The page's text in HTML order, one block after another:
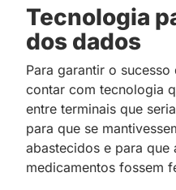
Tecnologia
dos dados
Para garantir o
contar com tecnologia
entre terminais que
para que se
abastecidos e para que
medicamentos fossem